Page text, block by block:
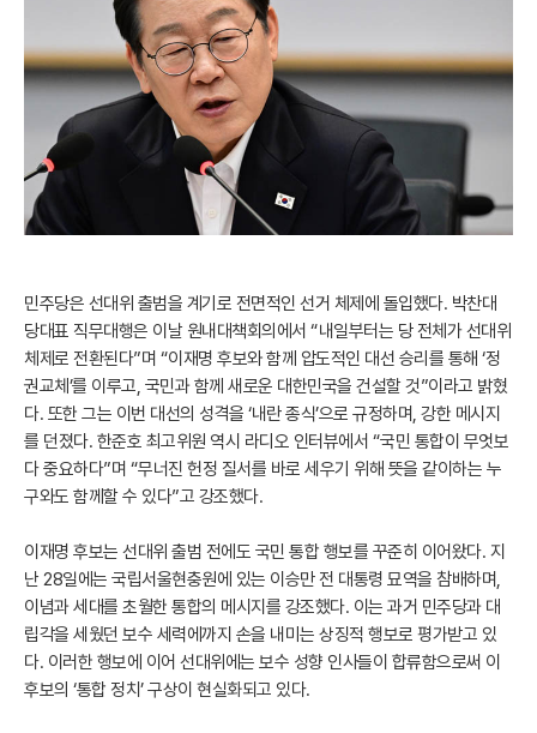
민주당은 선대위 출범을 계기로 전면적인 선거 체제에 돌입했다. 박찬대
당대표 직무대행은 이날 원내대책회의에서 “내일부터는 당 전체가 선대위
체제로 전환된다”며 “이재명 후보와 함께 압도적인 대선 승리를 통해 ‘정
권교체’를 이루고, 국민과 함께 새로운 대한민국을 건설할 것”이라고 밝혔
다. 또한 그는 이번 대선의 성격을 ‘내란 종식’으로 규정하며, 강한 메시지
를 던졌다. 한준호 최고위원 역시 라디오 인터뷰에서 “국민 통합이 무엇보
다 중요하다”며 “무너진 헌정 질서를 바로 세우기 위해 뜻을 같이하는 누
구와도 함께할 수 있다”고 강조했다.
이재명 후보는 선대위 출범 전에도 국민 통합 행보를 꾸준히 이어왔다. 지
난 28일에는 국립서울현충원에 있는 이승만 전 대통령 묘역을 참배하며,
이념과 세대를 초월한 통합의 메시지를 강조했다. 이는 과거 민주당과 대
립각을 세웠던 보수 세력에까지 손을 내미는 상징적 행보로 평가받고 있
다. 이러한 행보에 이어 선대위에는 보수 성향 인사들이 합류함으로써 이
후보의 ‘통합 정치’ 구상이 현실화되고 있다.